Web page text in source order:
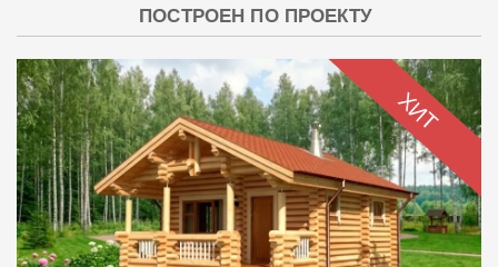
ПОСТРОЕН ПО ПРОЕКТУ
ХИТ